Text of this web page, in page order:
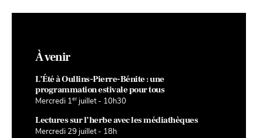
À venir
L’Été à Oullins-Pierre-Bénite : une
programmation estivale pour tous
Mercredi 1er juillet - 10h30
Lectures sur l’herbe avec les médiathèques
Mercredi 29 juillet - 18h